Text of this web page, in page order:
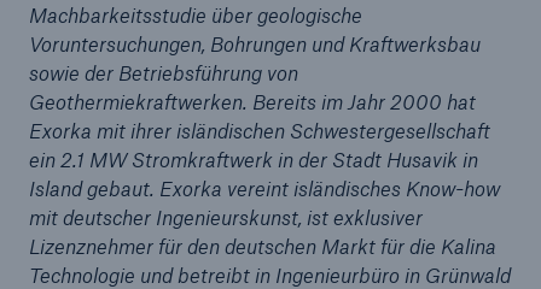
Machbarkeitsstudie über geologische
Voruntersuchungen, Bohrungen und Kraftwerksbau
sowie der Betriebsführung von
Geothermiekraftwerken. Bereits im Jahr 2000 hat
Exorka mit ihrer isländischen Schwestergesellschaft
ein 2.1 MW Stromkraftwerk in der Stadt Husavik in
Island gebaut. Exorka vereint isländisches Know-how
mit deutscher Ingenieurskunst, ist exklusiver
Lizenznehmer für den deutschen Markt für die Kalina
Technologie und betreibt in Ingenieurbüro in Grünwald
Munich Re schätzt Schadenbelastung durch das
Erdbeben in Japan auf rund 1,5 Mrd.
Munich Re schüttet mehr als 1,1 Mrd. € als
Dividende aus
Munich Re weist aufgrund hoher
Schadensbelastungen Quartalsverlust von 948
Mio. € aus